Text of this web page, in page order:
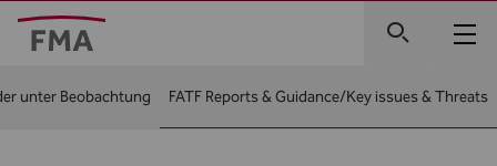
unter Beobachtung FATF Reports & Guidance/Key issues & Threats